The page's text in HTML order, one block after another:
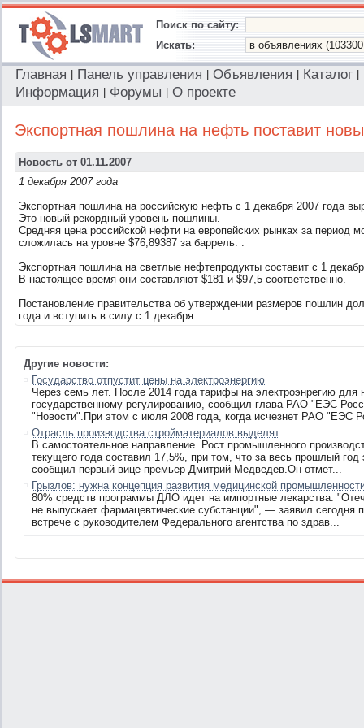
Поиск по сайту:
Искать:
Главная Панель управления Объявления Каталог
Информация
Форумы О проекте
Экспортная пошлина на нефть поставит
Новость от 01.11.2007
1 декабря 2007 года
Экспортная пошлина на российскую нефть с 1 декабря 2007 года
Это новый рекордный уровень пошлины.
Средняя цена российской нефти на европейских рынках за период
сложилась на уровне $76,89387 за баррель. .
Экспортная пошлина на светлые нефтепродукты составит с 1
В настоящее время они составляют $181 и $97,5 соответственно.
Постановление правительства об утверждении размеров пошлин
года и вступить в силу с 1 декабря.
Другие новости:
Государство отпустит цены на электроэнергию
Через семь лет. После 2014 года тарифы на электроэнрегию для
государственному регулированию, сообщил глава РАО "ЕЭС
"Новости".При этом с июля 2008 года, когда исчезнет РАО "ЕЭС
Отрасль производства стройматериалов выделят
В самостоятельное направление. Рост промышленного
текущего года составил 17,5%, при том, что за весь прошлый
сообщил первый вице-премьер Дмитрий Медведев.Он отмет...
Грызлов: нужна концепция развития медицинской
80% средств программы ДЛО идет на импортные лекарства.
не выпускает фармацевтические субстанции", — заявил
встрече с руководителем Федерального агентства по здрав...